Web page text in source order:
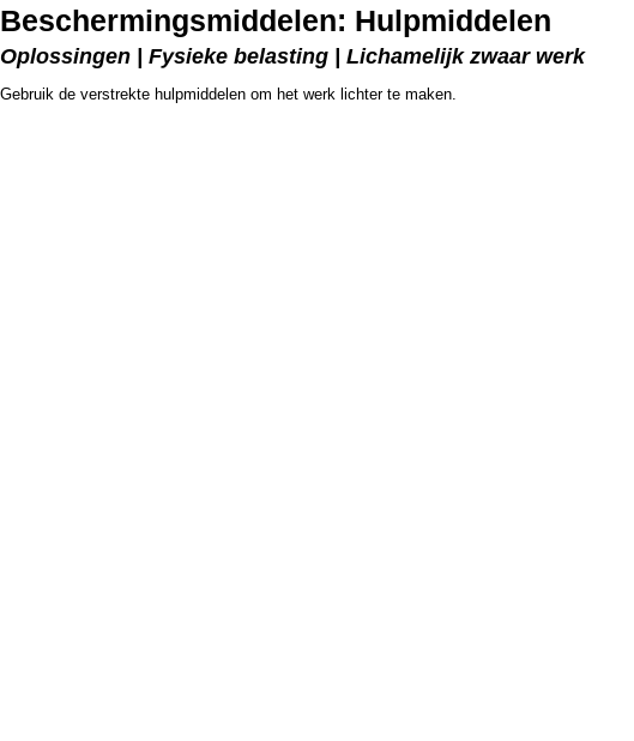
Beschermingsmiddelen: Hulpmiddelen
Oplossingen | Fysieke belasting | Lichamelijk zwaar werk
Gebruik de verstrekte hulpmiddelen om het werk lichter te maken.